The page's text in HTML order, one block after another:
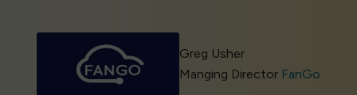
Greg Usher
Manging Director FanGo